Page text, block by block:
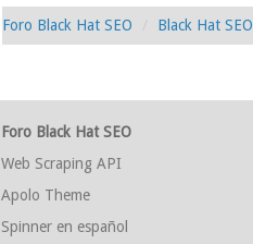
Foro Black Hat SEO Black Hat SEO
Foro Black Hat SEO
Web Scraping API
Apolo Theme
Spinner en español